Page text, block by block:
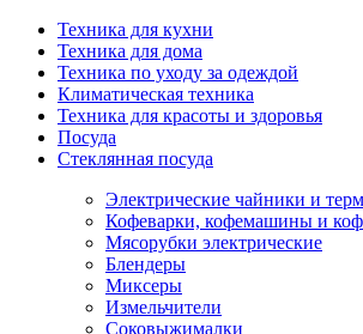
Техника для кухни
Техника для дома
Техника по уходу за одеждой
Климатическая техника
Техника для красоты и здоровья
Посуда
Стеклянная посуда
Электрические чайники и
Кофеварки, кофемашины и
Мясорубки электрические
Блендеры
Миксеры
Измельчители
Соковыжималки